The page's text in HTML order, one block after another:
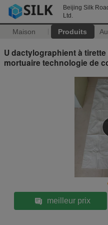
Beijing Silk
Ltd.
Maison Produits
U dactylographient à
mortuaire technologie de
meilleur prix